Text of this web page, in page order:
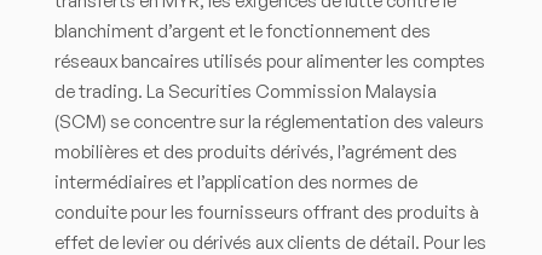
blanchiment d’argent et le fonctionnement des
réseaux bancaires utilisés pour alimenter les comptes
de trading. La Securities Commission Malaysia
(SCM) se concentre sur la réglementation des valeurs
mobilières et des produits dérivés, l’agrément des
intermédiaires et l’application des normes de
conduite pour les fournisseurs offrant des produits à
effet de levier ou dérivés aux clients de détail. Pour les